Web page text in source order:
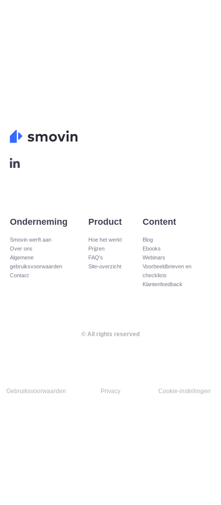
L
n
e
d
i
n
Onderneming
Smovin werft aan
Over ons
Algemene
gebruiksvoorwaarden
Contact
Product
Hoe het werkt
Prijzen
FAQ's
Site-overzicht​
Content
Blog
Ebooks
Webinars
Voorbeeldbrieven en
checklists
Klantenfeedback
© All rights reserved
Gebruiksvoorwaarden Privacy Cookie-instellingen